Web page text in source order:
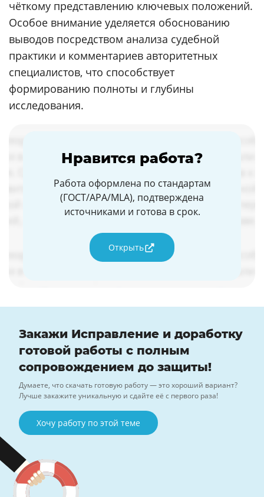
чёткому представлению ключевых положений.
Особое внимание уделяется обоснованию
выводов посредством анализа судебной
практики и комментариев авторитетных
специалистов, что способствует
формированию полноты и глубины
исследования.
Нравится работа?
Работа оформлена по стандартам
(ГОСТ/APA/MLA), подтверждена
источниками и готова в срок.
Открыть
Закажи Исправление и доработку
готовой работы с полным
сопровождением до защиты!
Думаете, что скачать готовую работу — это хороший вариант?
Лучше закажите уникальную и сдайте её с первого раза!
Хочу работу по этой теме